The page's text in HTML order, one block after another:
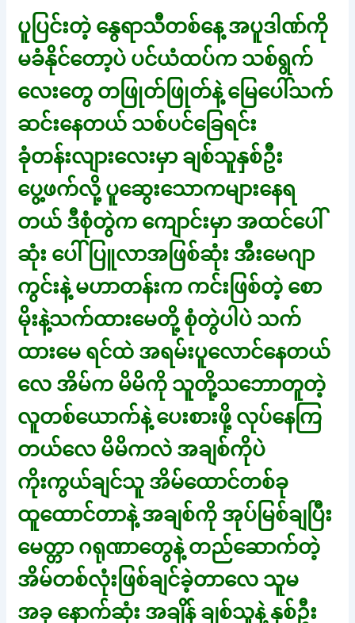
ပူပြင်းတဲ့ နွေရာသီတစ်နေ့ အပူဒါဏ်ကို
မခံနိုင်တော့ပဲ ပင်ယံထပ်က သစ်ရွက်
လေးတွေ တဖြုတ်ဖြုတ်နဲ့ မြေပေါ်သက်
ဆင်းနေတယ် သစ်ပင်ခြေရင်း
ခုံတန်းလျားလေးမှာ ချစ်သူနှစ်ဦး
ပွေ့ဖက်လို့ ပူဆွေးသောကများနေရ
တယ် ဒီစုံတွဲက ကျောင်းမှာ အထင်ပေါ်
ဆုံး ပေါ်ပြူလာအဖြစ်ဆုံး အီးမေဂျာ
ကွင်းနဲ့ မဟာတန်းက ကင်းဖြစ်တဲ့ စော
မိုးနဲ့သက်ထားမေတို့ စုံတွဲပါပဲ သက်
ထားမေ ရင်ထဲ အရမ်းပူလောင်နေတယ်
လေ အိမ်က မိမိကို သူတို့သဘောတူတဲ့
လူတစ်ယောက်နဲ့ ပေးစားဖို့ လုပ်နေကြ
တယ်လေ မိမိကလဲ အချစ်ကိုပဲ
ကိုးကွယ်ချင်သူ အိမ်ထောင်တစ်ခု
ထူထောင်တာနဲ့ အချစ်ကို အုပ်မြစ်ချပြီး
မေတ္တာ ဂရုဏာတွေနဲ့ တည်ဆောက်တဲ့
အိမ်တစ်လုံးဖြစ်ချင်ခဲ့တာလေ သူမ
အခု နောက်ဆုံး အချိန် ချစ်သူနဲ့ နှစ်ဦး